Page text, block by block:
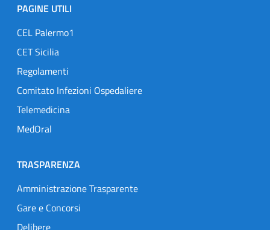
PAGINE UTILI
CEL Palermo1
CET Sicilia
Regolamenti
Comitato Infezioni Ospedaliere
Telemedicina
MedOral
TRASPARENZA
Amministrazione Trasparente
Gare e Concorsi
Delibere